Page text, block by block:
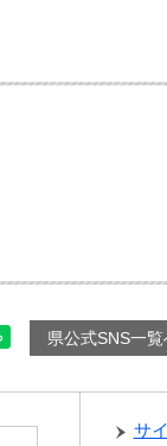
県公式SNS一覧
サ